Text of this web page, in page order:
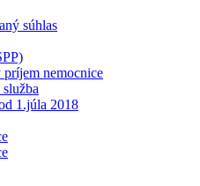
súhlas
nemocnice
1.júla 2018